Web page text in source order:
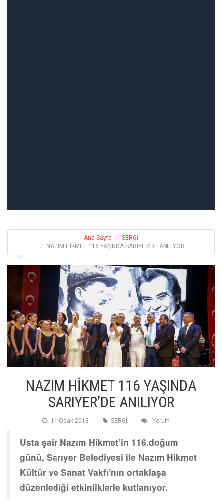
Ana Sayfa
SERGİ
NAZIM HİKMET 116 YAŞINDA SARIYER’DE ANILIYOR
NAZIM HİKMET 116 YAŞINDA
SARIYER’DE ANILIYOR
11 Ocak 2018 SERGİ Yorum
Usta şair Nazım Hikmet’in 116.doğum
günü, Sarıyer Belediyesi ile Nazım Hikmet
Kültür ve Sanat Vakfı’nın ortaklaşa
düzenlediği etkinliklerle kutlanıyor.